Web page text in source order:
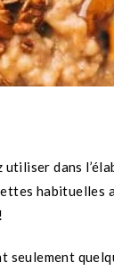
dans
habituelles
seulement